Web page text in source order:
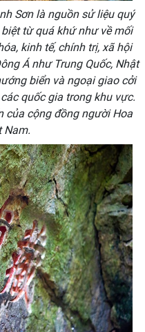
Sơn là nguồn sử liệu quý
từ quá khứ như về mối
kinh tế, chính trị, xã hội
Á như Trung Quốc, Nhật
biển và ngoại giao cởi
quốc gia trong khu vực.
của cộng đồng người Hoa
Nam.